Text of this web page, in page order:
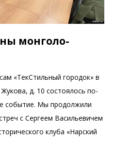
монголо-
«ТекСтильный городок» в
д. 10 состоялось по-
событие. Мы продолжили
с Сергеем Васильевичем
клуба «Нарский